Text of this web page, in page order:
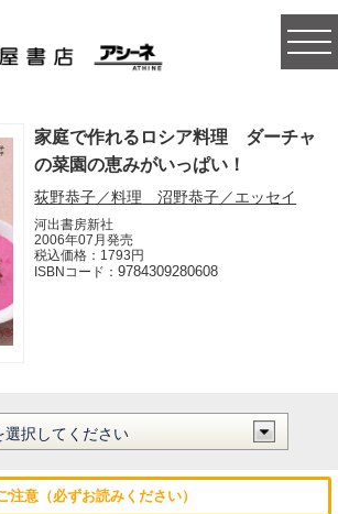
家庭で作れるロシア料理 ダーチャ
の菜園の恵みがいっぱい！
荻野恭子／料理 沼野恭子／エッセイ
河出書房新社
2006年07月発売
税込価格：1793円
ISBNコード：9784309280608
意（必ずお読みください）